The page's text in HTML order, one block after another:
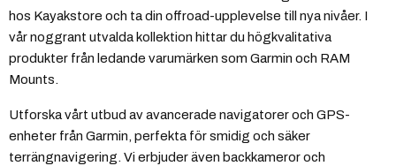
hos Kayakstore och ta din offroad-upplevelse till nya nivåer. I
vår noggrant utvalda kollektion hittar du högkvalitativa
produkter från ledande varumärken som Garmin och RAM
Mounts.
Utforska vårt utbud av avancerade navigatorer och GPS-
enheter från Garmin, perfekta för smidig och säker
terrängnavigering. Vi erbjuder även backkameror och